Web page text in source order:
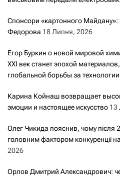
Спонсори «картонного Майдану»:
Федорова 18 Липня, 2026
Егор Буркин о новой мировой
XXI век станет эпохой
глобальной борьбы за технологии
Карина Койнаш возвращает
эмоции и настоящее искусство 13
Олег Чикида пояснив, чому після
головним фактором конкуренції
2026
Орлов Дмитрий Александрович: